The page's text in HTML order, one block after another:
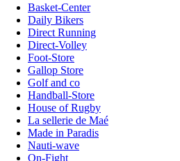
Basket-Center
Daily Bikers
Direct Running
Direct-Volley
Foot-Store
Gallop Store
Golf and co
Handball-Store
House of Rugby
La sellerie de Maé
Made in Paradis
Nauti-wave
On-Fight